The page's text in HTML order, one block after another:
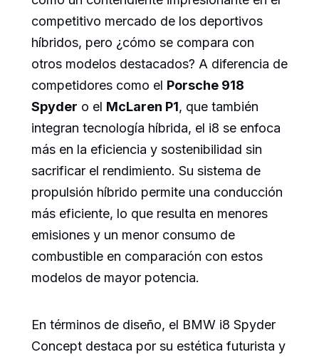
competitivo mercado de los deportivos
híbridos, pero ¿cómo se compara con
otros modelos destacados? A diferencia de
competidores como el Porsche 918
Spyder o el McLaren P1, que también
integran tecnología híbrida, el i8 se enfoca
más en la eficiencia y sostenibilidad sin
sacrificar el rendimiento. Su sistema de
propulsión híbrido permite una conducción
más eficiente, lo que resulta en menores
emisiones y un menor consumo de
combustible en comparación con estos
modelos de mayor potencia.
En términos de diseño, el BMW i8 Spyder
Concept destaca por su estética futurista y